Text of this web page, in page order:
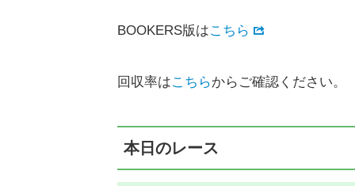
BOOKERS版はこちら
回収率はこちらからご確認ください。
本日のレース